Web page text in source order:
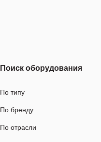
Поиск оборудования
По типу
По бренду
По отрасли